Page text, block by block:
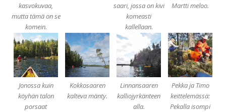
kasvokuvaa,
mutta tämä on se
komein.
saari, jossa on kivi
komeasti
kallellaan.
Martti meloo.
Jonossa kuin
köyhän talon
porsaat
Kokkosaaren
kalteva mänty.
Linnansaaren
kalliojyrkänteen
alla.
Pekka ja Timo
keittelemässä:
Pekalla isompi